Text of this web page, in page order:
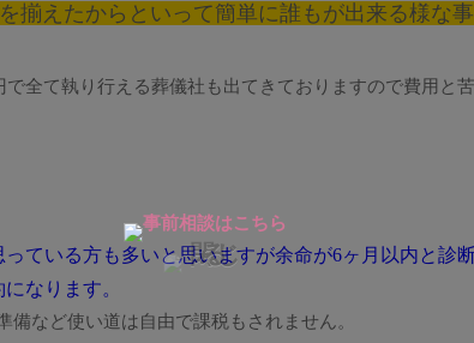
揃えたからといって簡単に誰もが出来る様な
全て執り行える葬儀社も出てきておりますので費用と
ている方も多いと思いますが余命が6ヶ月以内と診
なります。
など使い道は自由で課税もされません。